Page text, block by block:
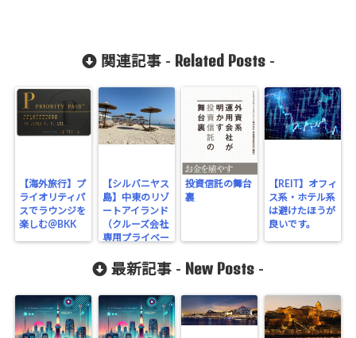
関連記事 - Related Posts-
【海外旅行】プ
ライオリティパ
スでラウンジを
楽しむ＠BKK
【シルバニヤス
島】中東のリゾ
ートアイランド
（クルーズ会社
専用プライベー
投資信託の舞台
裏
【REIT】オフィ
ス系・ホテル系
は避けたほうが
良いです。
最新記事 - New Posts -